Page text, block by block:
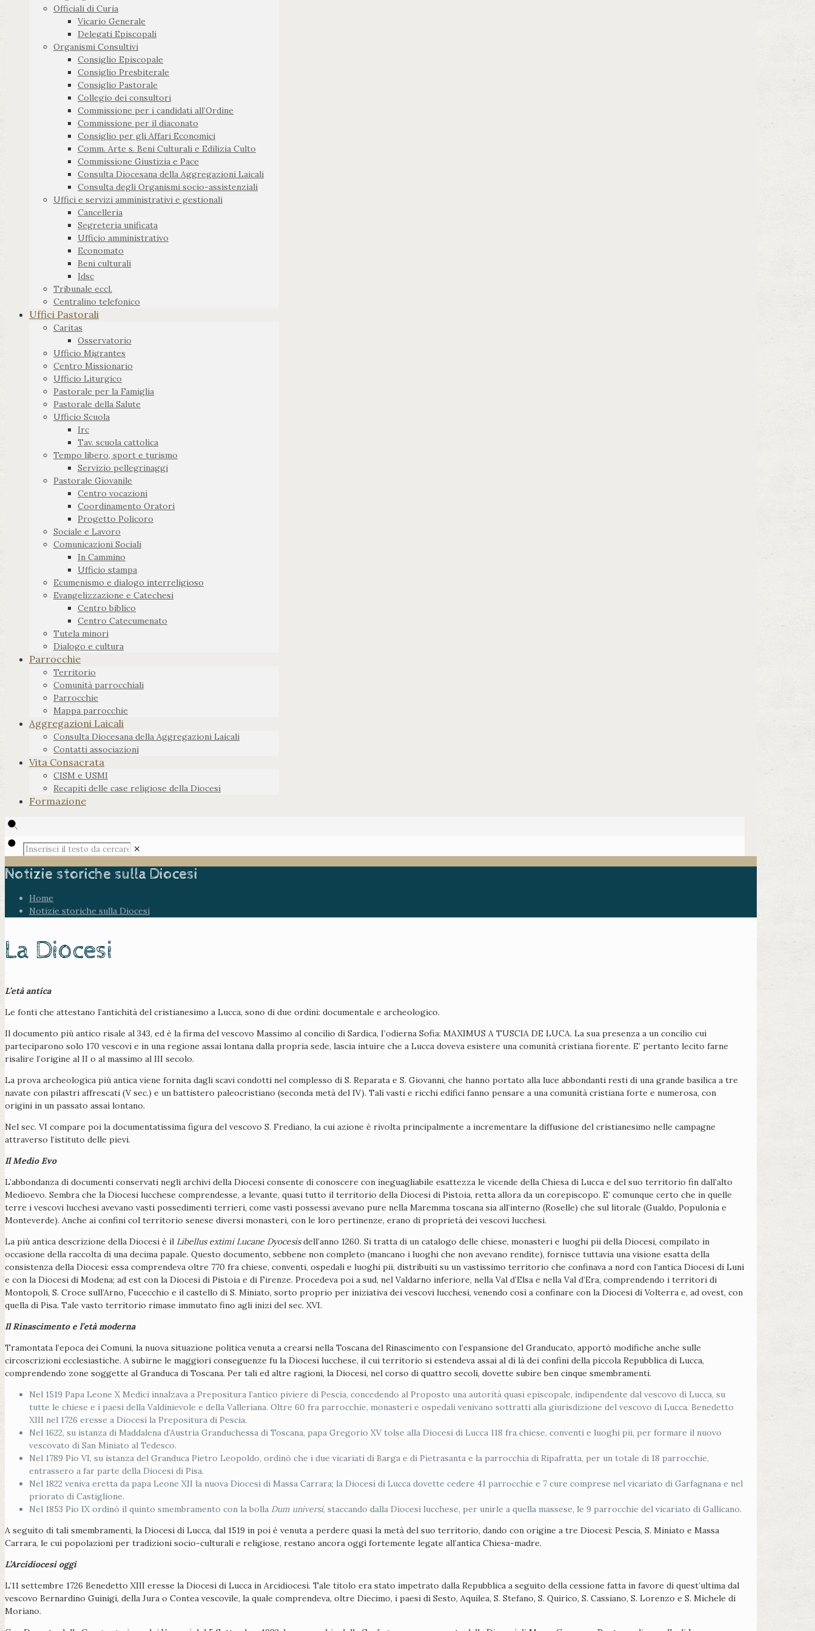
Officiali di Curia
Vicario Generale
Delegati Episcopali
Organismi Consultivi
Consiglio Episcopale
Consiglio Presbiterale
Consiglio Pastorale
Collegio dei consultori
Commissione per i candidati all’Ordine
Commissione per il diaconato
Consiglio per gli Affari Economici
Comm. Arte s. Beni Culturali e Edilizia Culto
Commissione Giustizia e Pace
Consulta Diocesana della Aggregazioni Laicali
Consulta degli Organismi socio-assistenziali
Uffici e servizi amministrativi e gestionali
Cancelleria
Segreteria unificata
Ufficio amministrativo
Economato
Beni culturali
Idsc
Tribunale eccl.
Centralino telefonico
Uffici Pastorali
Caritas
Osservatorio
Ufficio Migrantes
Centro Missionario
Ufficio Liturgico
Pastorale per la Famiglia
Pastorale della Salute
Ufficio Scuola
Irc
Tav. scuola cattolica
Tempo libero, sport e turismo
Servizio pellegrinaggi
Pastorale Giovanile
Centro vocazioni
Coordinamento Oratori
Progetto Policoro
Sociale e Lavoro
Comunicazioni Sociali
In Cammino
Ufficio stampa
Ecumenismo e dialogo interreligioso
Evangelizzazione e Catechesi
Centro biblico
Centro Catecumenato
Tutela minori
Dialogo e cultura
Parrocchie
Territorio
Comunità parrocchiali
Parrocchie
Mappa parrocchie
Aggregazioni Laicali
Consulta Diocesana della Aggregazioni Laicali
Contatti associazioni
Vita Consacrata
CISM e USMI
Recapiti delle case religiose della Diocesi
Formazione
✕
Notizie storiche sulla Diocesi
Home
Notizie storiche sulla Diocesi
La Diocesi
L’età antica
Le fonti che attestano l’antichità del cristianesimo a Lucca, sono di due ordini: documentale e archeologico.
Il documento più antico risale al 343, ed è la firma del vescovo Massimo al concilio di Sardica, I’odierna Sofia: MAXIMUS A TUSCIA DE LUCA. La sua presenza a un concilio cui
parteciparono solo 170 vescovi e in una regione assai lontana dalla propria sede, lascia intuire che a Lucca doveva esistere una comunità cristiana fiorente. E’ pertanto lecito farne
risalire l’origine al II o al massimo al III secolo.
La prova archeologica più antica viene fornita dagli scavi condotti nel complesso di S. Reparata e S. Giovanni, che hanno portato alla luce abbondanti resti di una grande basilica a tre
navate con pilastri affrescati (V sec.) e un battistero paleocristiano (seconda metà del IV). Tali vasti e ricchi edifici fanno pensare a una comunità cristiana forte e numerosa, con
origini in un passato assai lontano.
Nel sec. VI compare poi la documentatissima figura del vescovo S. Frediano, la cui azione è rivolta principalmente a incrementare la diffusione del cristianesimo nelle campagne
attraverso l’istituto delle pievi.
Il Medio Evo
L’abbondanza di documenti conservati negli archivi della Diocesi consente di conoscere con ineguagliabile esattezza le vicende della Chiesa di Lucca e del suo territorio fin dall’alto
Medioevo. Sembra che la Diocesi lucchese comprendesse, a levante, quasi tutto il territorio della Diocesi di Pistoia, retta allora da un corepiscopo. E’ comunque certo che in quelle
terre i vescovi lucchesi avevano vasti possedimenti terrieri, come vasti possessi avevano pure nella Maremma toscana sia all’interno (Roselle) che sul litorale (Gualdo, Populonia e
Monteverde). Anche ai confini col territorio senese diversi monasteri, con le loro pertinenze, erano di proprietà dei vescovi lucchesi.
La più antica descrizione della Diocesi è il Libellus extimi Lucane Dyocesisdell’anno 1260. Si tratta di un catalogo delle chiese, monasteri e luoghi pii della Diocesi, compilato in
occasione della raccolta di una decima papale. Questo documento, sebbene non completo (mancano i luoghi che non avevano rendite), fornisce tuttavia una visione esatta della
consistenza della Diocesi: essa comprendeva oltre 770 fra chiese, conventi, ospedali e luoghi pii, distribuiti su un vastissimo territorio che confinava a nord con l’antica Diocesi di Luni
e con la Diocesi di Modena; ad est con la Diocesi di Pistoia e di Firenze. Procedeva poi a sud, nel Valdarno inferiore, nella Val d’Elsa e nella Val d’Era, comprendendo i territori di
Montopoli, S. Croce sull’Arno, Fucecchio e il castello di S. Miniato, sorto proprio per iniziativa dei vescovi lucchesi, venendo così a confinare con la Diocesi di Volterra e, ad ovest, con
quella di Pisa. Tale vasto territorio rimase immutato fino agli inizi del sec. XVI.
Il Rinascimento e l’età moderna
Tramontata l’epoca dei Comuni, la nuova situazione politica venuta a crearsi nella Toscana del Rinascimento con l’espansione del Granducato, apportò modifiche anche sulle
circoscrizioni ecclesiastiche. A subirne le maggiori conseguenze fu la Diocesi lucchese, il cui territorio si estendeva assai al di là dei confini della piccola Repubblica di Lucca,
comprendendo zone soggette al Granduca di Toscana. Per tali ed altre ragioni, la Diocesi, nel corso di quattro secoli, dovette subire ben cinque smembramenti.
Nel 1519 Papa Leone X Medici innalzava a Prepositura l’antico piviere di Pescia, concedendo al Proposto una autorità quasi episcopale, indipendente dal vescovo di Lucca, su
tutte le chiese e i paesi della Valdinievole e della Valleriana. Oltre 60 fra parrocchie, monasteri e ospedali venivano sottratti alla giurisdizione del vescovo di Lucca. Benedetto
XIII nel 1726 eresse a Diocesi la Prepositura di Pescia.
Nel 1622, su istanza di Maddalena d’Austria Granduchessa di Toscana, papa Gregorio XV tolse alla Diocesi di Lucca 118 fra chiese, conventi e luoghi pii, per formare il nuovo
vescovato di San Miniato al Tedesco.
Nel 1789 Pio VI, su istanza del Granduca Pietro Leopoldo, ordinò che i due vicariati di Barga e di Pietrasanta e la parrocchia di Ripafratta, per un totale di 18 parrocchie,
entrassero a far parte della Diocesi di Pisa.
Nel 1822 veniva eretta da papa Leone XII la nuova Diocesi di Massa Carrara; la Diocesi di Lucca dovette cedere 41 parrocchie e 7 cure comprese nel vicariato di Garfagnana e nel
priorato di Castiglione.
Nel 1853 Pio IX ordinò il quinto smembramento con la bolla Dum universi, staccando dalla Diocesi lucchese, per unirle a quella massese, le 9 parrocchie del vicariato di Gallicano.
A seguito di tali smembramenti, la Diocesi di Lucca, dal 1519 in poi è venuta a perdere quasi la metà del suo territorio, dando con origine a tre Diocesi: Pescia, S. Miniato e Massa
Carrara, le cui popolazioni per tradizioni socio-culturali e religiose, restano ancora oggi fortemente legate all’antica Chiesa-madre.
L’Arcidiocesi oggi
L’11 settembre 1726 Benedetto XIII eresse la Diocesi di Lucca in Arcidiocesi. Tale titolo era stato impetrato dalla Repubblica a seguito della cessione fatta in favore di quest’ultima dal
vescovo Bernardino Guinigi, della Jura o Contea vescovile, la quale comprendeva, oltre Diecimo, i paesi di Sesto, Aquilea, S. Stefano, S. Quirico, S. Cassiano, S. Lorenzo e S. Michele di
Moriano.